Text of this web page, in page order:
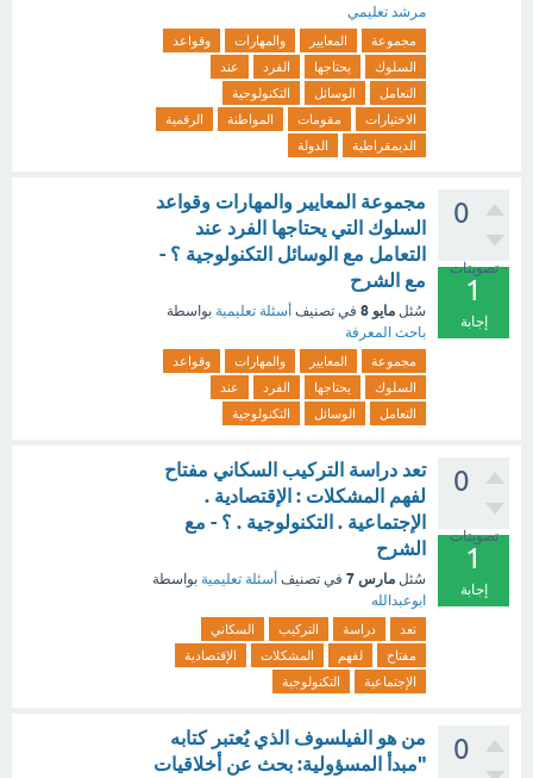
مرشد تعليمي
مجموعة المعايير والمهارات
وقواعد
السلوك
يحتاجها الفرد
عند
التعامل
الوسائل
التكنولوجية
الاختيارات
مقومات المواطنة
الرقمية
الديمقراطية
الدولة
0
تصويتات
1
إجابة
مجموعة المعايير والمهارات وقواعد
السلوك التي يحتاجها الفرد عند
التعامل مع الوسائل التكنولوجية ؟ -
مع الشرح
سُئل مايو 8 في تصنيف أسئلة تعليمية بواسطة
باحث المعرفة
مجموعة المعايير والمهارات
وقواعد
السلوك
يحتاجها الفرد
عند
التعامل
الوسائل التكنولوجية
0
تصويتات
1
إجابة
تعد دراسة التركيب السكاني مفتاح
لفهم المشكلات : الإقتصادية .
الإجتماعية . التكنولوجية . ؟ - مع
الشرح
سُئل مارس 7 في تصنيف أسئلة تعليمية بواسطة
ابوعبدالله
تعد دراسة التركيب
السكاني
مفتاح
لفهم المشكلات
الإقتصادية
الإجتماعية
التكنولوجية
0
من هو الفيلسوف الذي يُعتبر كتابه
"مبدأ المسؤولية: بحث عن أخلاقيات